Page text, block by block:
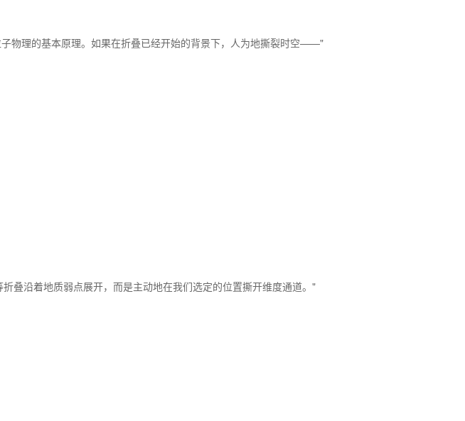
物理的基本原理。如果在折叠已经开始的背景下，人为地撕裂时空——"
叠沿着地质弱点展开，而是主动地在我们选定的位置撕开维度通道。"